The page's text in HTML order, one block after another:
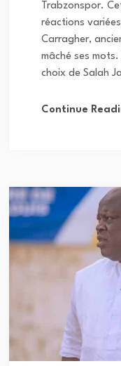
Trabzonspor.
réactions
Carragher,
mâché ses
choix de Salah
Continue